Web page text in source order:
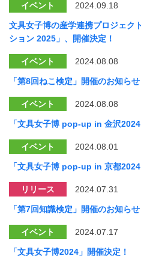
イベント 2024.09.18
文具女子博の産学連携プロジェク
ション 2025」、開催決定！
イベント 2024.08.08
「第8回ねこ検定」開催のお知らせ
イベント 2024.08.08
「文具女子博 pop-up in 金沢
イベント 2024.08.01
「文具女子博 pop-up in 京都2024
リリース 2024.07.31
「第7回知識検定」開催のお知らせ
イベント 2024.07.17
「文具女子博2024」開催決定！